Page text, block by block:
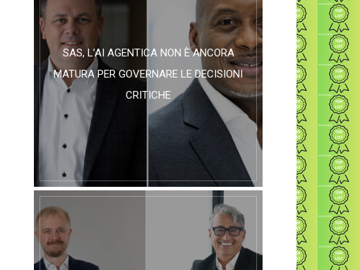
SAS, L’AI AGENTICA NON È ANCORA
MATURA PER GOVERNARE LE DECISIONI
CRITICHE